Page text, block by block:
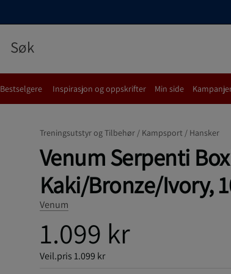
Bestselgere Inspirasjon og oppskrifter Min side
Treningsutstyr og Tilbehør / Kampsport / Hansker
Venum Serpenti
Kaki/Bronze/Ivory,
Venum
1.099 kr
Veil.pris1.099 kr